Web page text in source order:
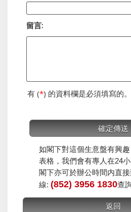
留言:
有 (*) 的資料欄是必須填寫的。
如閣下對這個生意盤有興
表格，我們會有專人在24小
閣下亦可於辦公時間内直
線: (852) 3956 1830查